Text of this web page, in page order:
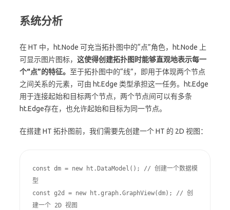
系统分析
在 HT 中，ht.Node 可充当拓扑图中的“点”角色，ht.Node 上
可显示图片图标， 这使得创建拓扑图时能够直观地表示每一
个“点”的特征。 至于拓扑图中的“线”，即用于体现两个节点
之间关系的元素，可由 ht.Edge 类型承担这一任务。ht.Edge
用于连接起始和目标两个节点，两个节点间可以有多条
ht.Edge存在，也允许起始和目标为同一节点。
在搭建 HT 拓扑图前，我们需要先创建一个 HT 的 2D 视图：
const dm = new ht.DataModel(); // 创建一个数据模
型
const g2d = new ht.graph.GraphView(dm); // 创
建一个 2D 视图